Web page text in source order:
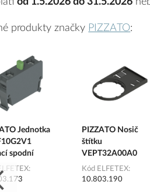
produkty značky PIZZATO:
Jednotka
spodní
PIZZATO Nosič
štítku
VEPT32A00A0
Kód ELFETEX
10.803.190